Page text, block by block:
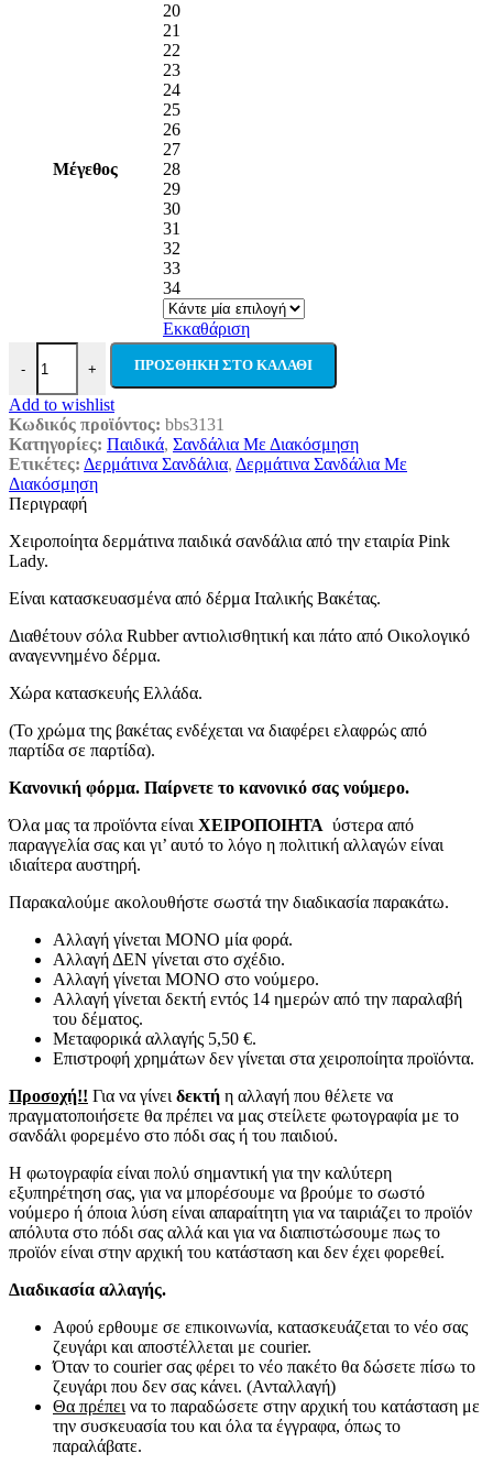
Μέγεθος
20
21
22
23
24
25
26
27
28
29
30
31
32
33
34
Εκκαθάριση
-
Pink Lady Χειροποίητα Παιδικά Σανδάλια Volvi Ταμπά Από
+ ΠΡΟΣΘΉΚΗ ΣΤΟ ΚΑΛΆΘΙ
Add to wishlist
Κωδικός προϊόντος: bbs3131
Κατηγορίες: Παιδικά, Σανδάλια Με Διακόσμηση
Ετικέτες: Δερμάτινα Σανδάλια, Δερμάτινα Σανδάλια Με
Διακόσμηση
Περιγραφή
Χειροποίητα δερμάτινα παιδικά σανδάλια από την εταιρία Pink
Lady.
Είναι κατασκευασμένα από δέρμα Ιταλικής Βακέτας.
Διαθέτουν σόλα Rubber αντιολισθητική και πάτο από Οικολογικό
αναγεννημένο δέρμα.
Χώρα κατασκευής Ελλάδα.
(Το χρώμα της βακέτας ενδέχεται να διαφέρει ελαφρώς από
παρτίδα σε παρτίδα).
Κανονική φόρμα. Παίρνετε το κανονικό σας νούμερο.
Όλα μας τα προϊόντα είναι ΧΕΙΡΟΠΟΙΗΤΑ ύστερα από
παραγγελία σας και γι’ αυτό το λόγο η πολιτική αλλαγών είναι
ιδιαίτερα αυστηρή.
Παρακαλούμε ακολουθήστε σωστά την διαδικασία παρακάτω.
Αλλαγή γίνεται ΜΟΝΟ μία φορά.
Αλλαγή ΔΕΝ γίνεται στο σχέδιο.
Αλλαγή γίνεται ΜΟΝΟ στο νούμερο.
Αλλαγή γίνεται δεκτή εντός 14 ημερών από την παραλαβή
του δέματος.
Μεταφορικά αλλαγής 5,50 €.
Επιστροφή χρημάτων δεν γίνεται στα χειροποίητα προϊόντα.
Προσοχή!! Για να γίνει δεκτή η αλλαγή που θέλετε να
πραγματοποιήσετε θα πρέπει να μας στείλετε φωτογραφία με το
σανδάλι φορεμένο στο πόδι σας ή του παιδιού.
Η φωτογραφία είναι πολύ σημαντική για την καλύτερη
εξυπηρέτηση σας, για να μπορέσουμε να βρούμε το σωστό
νούμερο ή όποια λύση είναι απαραίτητη για να ταιριάζει το προϊόν
απόλυτα στο πόδι σας αλλά και για να διαπιστώσουμε πως το
προϊόν είναι στην αρχική του κατάσταση και δεν έχει φορεθεί.
Διαδικασία αλλαγής.
Αφού ερθουμε σε επικοινωνία, κατασκευάζεται το νέο σας
ζευγάρι και αποστέλλεται με courier.
Όταν το courier σας φέρει το νέο πακέτο θα δώσετε πίσω το
ζευγάρι που δεν σας κάνει. (Ανταλλαγή)
Θα πρέπει να το παραδώσετε στην αρχική του κατάσταση με
την συσκευασία του και όλα τα έγγραφα, όπως το
παραλάβατε.